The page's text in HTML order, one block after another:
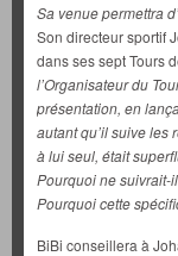
Sa venue permettra
Son directeur sportif
dans ses sept Tours
l’Organisateur du
présentation, en
autant qu’il suive les
à lui seul, était
Pourquoi ne suivrait-
Pourquoi cette
BiBi conseillera à